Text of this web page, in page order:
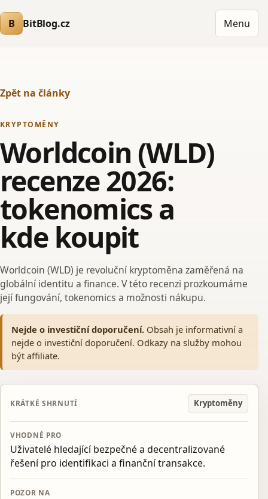
B BitBlog.cz Menu
Zpět na články
KRYPTOMĚNY
Worldcoin (WLD)
recenze 2026:
tokenomics a
kde koupit
Worldcoin (WLD) je revoluční kryptoměna zaměřená na
globální identitu a finance. V této recenzi prozkoumáme
její fungování, tokenomics a možnosti nákupu.
Nejde o investiční doporučení. Obsah je informativní a
nejde o investiční doporučení. Odkazy na služby mohou
být affiliate.
KRÁTKÉ SHRNUTÍ Kryptoměny
VHODNÉ PRO
Uživatelé hledající bezpečné a decentralizované
řešení pro identifikaci a finanční transakce.
POZOR NA